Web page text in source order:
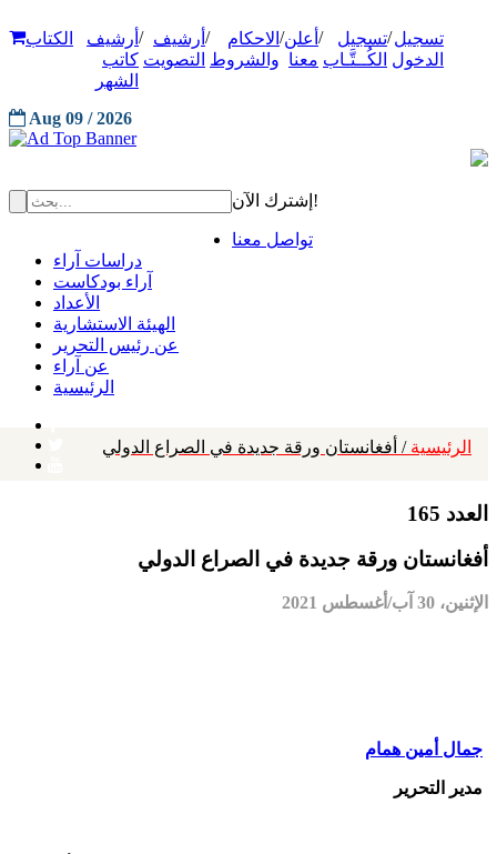
تسجيل
الدخول
/تسجيل
الكُــتَّـاب
/ أعلن
معنا
/ الاحكام
والشروط
/ أرشيف
التصويت
/ أرشيف
كاتب
الشهر
الكتاب
Aug 09 / 2026
إشترك الآن!
تواصل معنا
دراسات آراء
آراء بودكاست
الأعداد
الهيئة الاستشارية
عن رئيس التحرير
عن آراء
الرئيسية
الرئيسية / أفغانستان ورقة جديدة في الصراع الدولي
العدد 165
أفغانستان ورقة جديدة في الصراع الدولي
الإثنين، 30 آب/أغسطس 2021
جمال أمين همام
مدير التحرير